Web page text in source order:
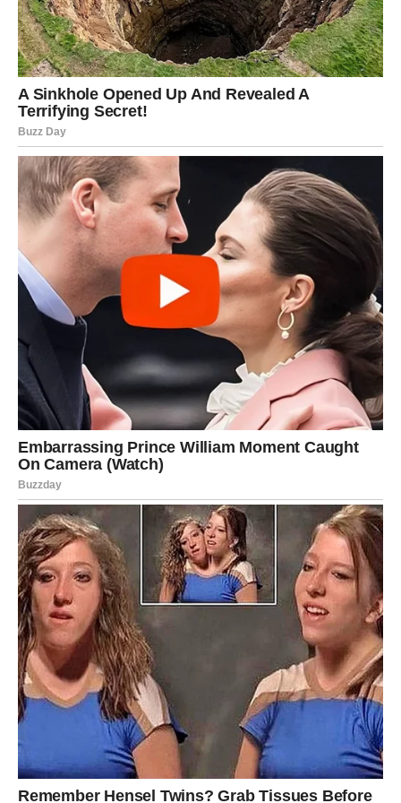
Škorpija – Neočekivan priliv novca mogao bi vas prijatno
iznenaditi
Škorpije bi, prema astrološkim prognozama, mogle doživjeti
prijatno finansijsko iznenađenje. Postoji mogućnost da dobiju
sredstva koja su već smatrale izgubljenim ili da naplate dug
koji dugo čekaju.
Nekima bi se mogla otvoriti i nova poslovna prilika koja bi u
narednim sedmicama mogla donijeti dodatne prihode.
Na poslovnom planu preporučuje se da pažljivo saslušaju
nove prijedloge i ne donose odluke na brzinu. Upravo sitni
detalji mogli bi napraviti veliku razliku i donijeti dugoročnu
korist.
Ribe – Finansijska situacija postaje stabilnija
Za Ribe bi prva polovina jula mogla označiti kraj perioda u
kojem su osjećale veliku finansijsku neizvjesnost. Prema
astrološkim tumačenjima, moguće je da će dobiti podršku
bliske osobe, ostvariti dodatni prihod ili pronaći način da
uspješnije rasporede postojeći budžet.
To bi moglo pomoći u podmirivanju zaostalih obaveza i donijeti
osjećaj veće sigurnosti.